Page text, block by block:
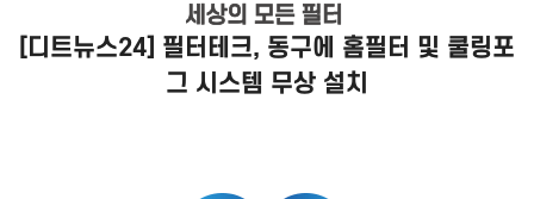
[디트뉴스24] 필터테크, 동구에 홈필터 및 쿨링포
그 시스템 무상 설치